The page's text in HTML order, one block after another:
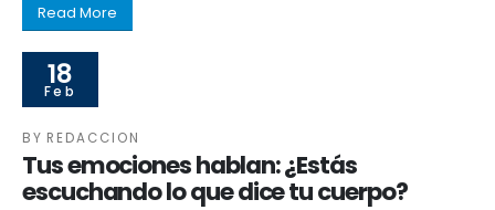
Read More
18
Feb
BY REDACCION
Tus emociones hablan: ¿Estás
escuchando lo que dice tu cuerpo?